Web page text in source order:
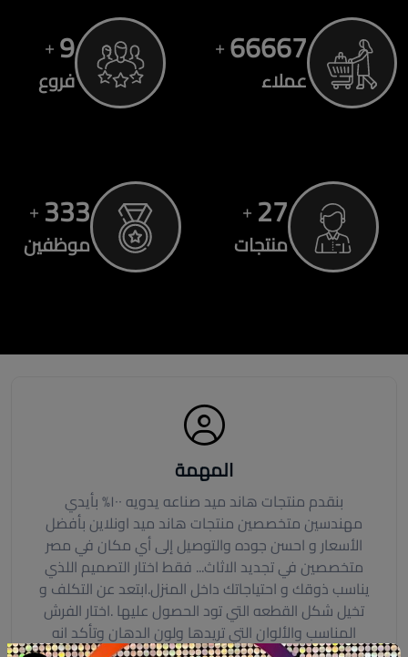
90000
+
عملاء
13
فروع
36
+
منتجات
450
+
موظفين
المهمة
بنقدم منتجات هاند ميد صناعه يدويه ١٠٠% بأيدي
مهندسين متخصصين منتجات هاند ميد اونلاين بأفضل
الأسعار و احسن جوده والتوصيل إلى أي مكان في مصر
متخصصين في تجديد الاثاث... فقط اختار التصميم اللذي
يناسب ذوقك و احتياجاتك داخل المنزل.ابتعد عن التكلف و
تخيل شكل القطعه التي تود الحصول عليها .اختار الفرش
المناسب والألوان التي تريدها ولون الدهان وتأكد انه